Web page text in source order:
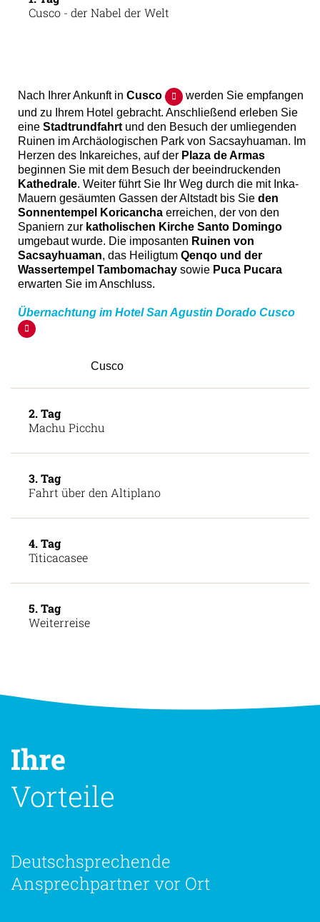
Cusco - der Nabel der Welt
Nach Ihrer Ankunft in Cusco
werden Sie empfangen
und zu Ihrem Hotel gebracht. Anschließend erleben Sie
eine Stadtrundfahrt und den Besuch der umliegenden
Ruinen im Archäologischen Park von Sacsayhuaman. Im
Herzen des Inkareiches, auf der Plaza de Armas
beginnen Sie mit dem Besuch der beeindruckenden
Kathedrale. Weiter führt Sie Ihr Weg durch die mit Inka-
Mauern gesäumten Gassen der Altstadt bis Sie den
Sonnentempel Koricancha erreichen, der von den
Spaniern zur katholischen Kirche Santo Domingo
umgebaut wurde. Die imposanten Ruinen von
Sacsayhuaman, das Heiligtum Qenqo und der
Wassertempel Tambomachay sowie Puca Pucara
erwarten Sie im Anschluss.
Übernachtung im Hotel San Agustin Dorado Cusco
Cusco
2. Tag
Machu Picchu
3. Tag
Fahrt über den Altiplano
4. Tag
Titicacasee
5. Tag
Weiterreise
Ihre
Vorteile
Deutschsprechende
Ansprechpartner vor Ort